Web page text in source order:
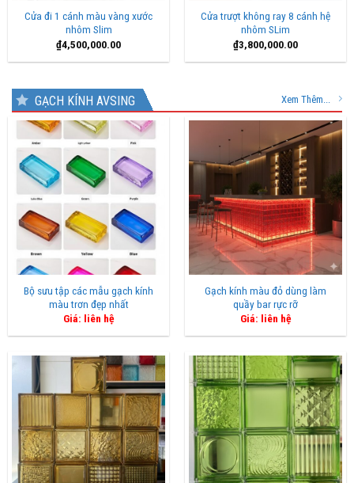
Cửa đi 1 cánh màu vàng xước
nhôm Slim
₫4,500,000.00
Cửa trượt không ray 8 cánh hệ
nhôm SLim
₫3,800,000.00
GẠCH KÍNH AVSING Xem Thêm...
Bộ sưu tập các mẫu gạch kính
màu trơn đẹp nhất
Giá: liên hệ
Gạch kính màu đỏ dùng làm
quầy bar rực rỡ
Giá: liên hệ